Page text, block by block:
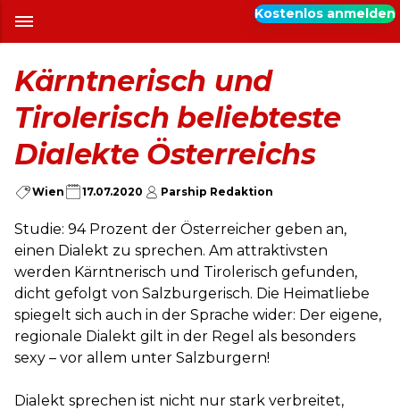
Kostenlos anmelden
Kärntnerisch und
Tirolerisch beliebteste
Dialekte Österreichs
Wien 17.07.2020 Parship Redaktion
Studie: 94 Prozent der Österreicher geben an,
einen Dialekt zu sprechen. Am attraktivsten
werden Kärntnerisch und Tirolerisch gefunden,
dicht gefolgt von Salzburgerisch. Die Heimatliebe
spiegelt sich auch in der Sprache wider: Der eigene,
regionale Dialekt gilt in der Regel als besonders
sexy – vor allem unter Salzburgern!
Dialekt sprechen ist nicht nur stark verbreitet,